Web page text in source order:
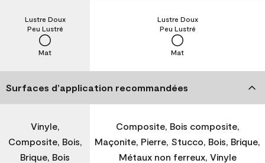
Mat
Peu Lustré
Lustre Doux
Mat
Peu Lustré
Lustre Doux
Surfaces d’application recommandées
Vinyle,
Composite, Bois,
Brique, Bois
Composite, Bois composite,
Maçonite, Pierre, Stucco, Bois, Brique,
Métaux non ferreux, Vinyle